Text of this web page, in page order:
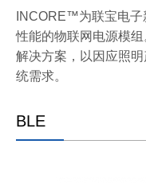
INCORE™为联宝电
性能的物联网电源模
解决方案，以因应照
统需求。
BLE